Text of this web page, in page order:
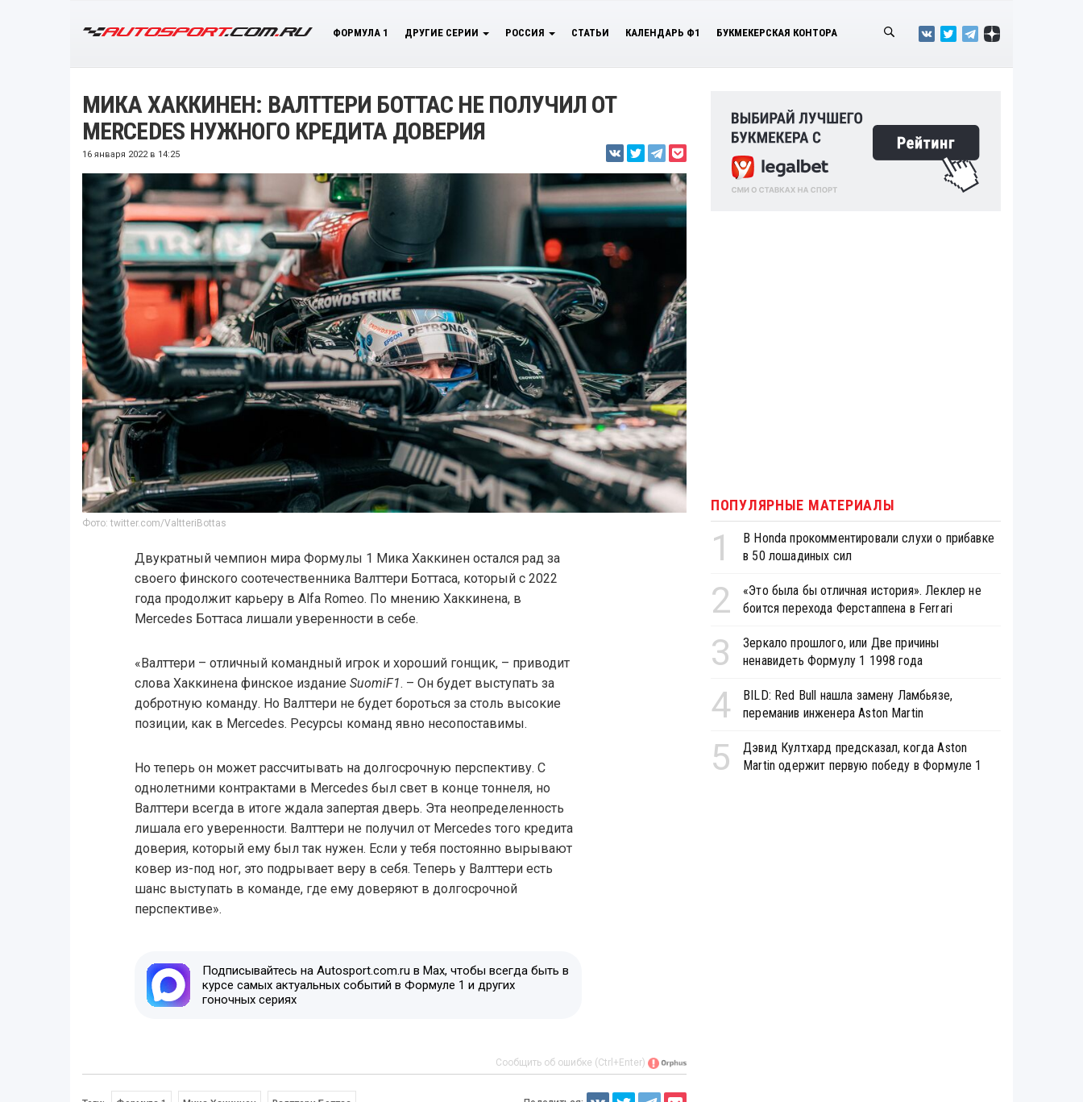
ФОРМУЛА 1 ДРУГИЕ СЕРИИ РОССИЯ СТАТЬИ КАЛЕНДАРЬ Ф1 БУКМЕКЕРСКАЯ КОНТОРА
МИКА ХАККИНЕН: ВАЛТТЕРИ БОТТАС НЕ ПОЛУЧИЛ ОТ
MERCEDES НУЖНОГО КРЕДИТА ДОВЕРИЯ
16 января 2022 в 14:25
Фото: twitter.com/ValtteriBottas
Двукратный чемпион мира Формулы 1 Мика Хаккинен остался рад за
своего финского соотечественника Валттери Боттаса, который с 2022
года продолжит карьеру в Alfa Romeo. По мнению Хаккинена, в
Mercedes Боттаса лишали уверенности в себе.
«Валттери – отличный командный игрок и хороший гонщик, – приводит
слова Хаккинена финское издание SuomiF1. – Он будет выступать за
добротную команду. Но Валттери не будет бороться за столь высокие
позиции, как в Mercedes. Ресурсы команд явно несопоставимы.
Но теперь он может рассчитывать на долгосрочную перспективу. С
однолетними контрактами в Mercedes был свет в конце тоннеля, но
Валттери всегда в итоге ждала запертая дверь. Эта неопределенность
лишала его уверенности. Валттери не получил от Mercedes того кредита
доверия, который ему был так нужен. Если у тебя постоянно вырывают
ковер из-под ног, это подрывает веру в себя. Теперь у Валттери есть
шанс выступать в команде, где ему доверяют в долгосрочной
перспективе».
Подписывайтесь на Autosport.com.ru в Max, чтобы всегда быть в
курсе самых актуальных событий в Формуле 1 и других
гоночных сериях
Сообщить об ошибке (Ctrl+Enter)
ПОПУЛЯРНЫЕ МАТЕРИАЛЫ
1
В Honda прокомментировали слухи о прибавке
в 50 лошадиных сил
2
«Это была бы отличная история». Леклер не
боится перехода Ферстаппена в Ferrari
3
Зеркало прошлого, или Две причины
ненавидеть Формулу 1 1998 года
4
BILD: Red Bull нашла замену Ламбьязе,
переманив инженера Aston Martin
5
Дэвид Култхард предсказал, когда Aston
Martin одержит первую победу в Формуле 1